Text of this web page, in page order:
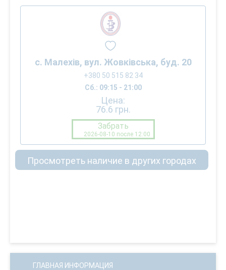
с. Малехів, вул. Жовківська, буд. 20
+380 50 515 82 34
Сб.: 09:15 - 21:00
Цена:
76.6 грн.
Забрать
2026-08-10 после 12:00
Просмотреть наличие в других городах
ГЛАВНАЯ ИНФОРМАЦИЯ